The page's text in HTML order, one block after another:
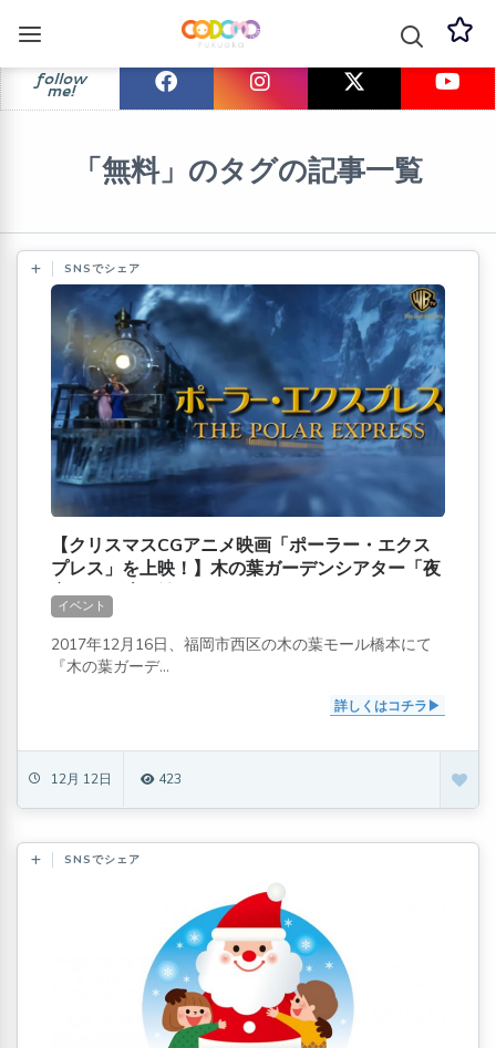
follow
me!
「無料」のタグの記事一覧
SNSでシェア
【クリスマスCGアニメ映画「ポーラー・エクス
プレス」を上映！】木の葉ガーデンシアター「夜
空の下の映画館」
イベント
2017年12月16日、福岡市西区の木の葉モール橋本にて
『木の葉ガーデ...
詳しくはコチラ
12月 12日 423
SNSでシェア